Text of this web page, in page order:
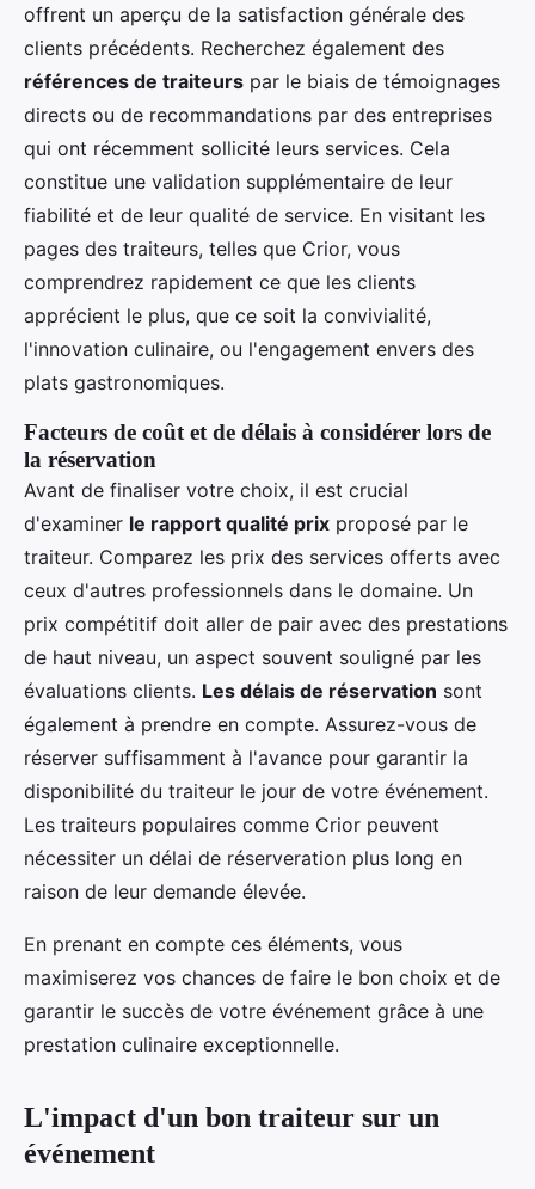
offrent un aperçu de la satisfaction générale des
clients précédents. Recherchez également des
références de traiteurs par le biais de témoignages
directs ou de recommandations par des entreprises
qui ont récemment sollicité leurs services. Cela
constitue une validation supplémentaire de leur
fiabilité et de leur qualité de service. En visitant les
pages des traiteurs, telles que Crior, vous
comprendrez rapidement ce que les clients
apprécient le plus, que ce soit la convivialité,
l'innovation culinaire, ou l'engagement envers des
plats gastronomiques.
Facteurs de coût et de délais à considérer lors de
la réservation
Avant de finaliser votre choix, il est crucial
d'examiner le rapport qualité prix proposé par le
traiteur. Comparez les prix des services offerts avec
ceux d'autres professionnels dans le domaine. Un
prix compétitif doit aller de pair avec des prestations
de haut niveau, un aspect souvent souligné par les
évaluations clients. Les délais de réservation sont
également à prendre en compte. Assurez-vous de
réserver suffisamment à l'avance pour garantir la
disponibilité du traiteur le jour de votre événement.
Les traiteurs populaires comme Crior peuvent
nécessiter un délai de réserveration plus long en
raison de leur demande élevée.
En prenant en compte ces éléments, vous
maximiserez vos chances de faire le bon choix et de
garantir le succès de votre événement grâce à une
prestation culinaire exceptionnelle.
L'impact d'un bon traiteur sur un
événement